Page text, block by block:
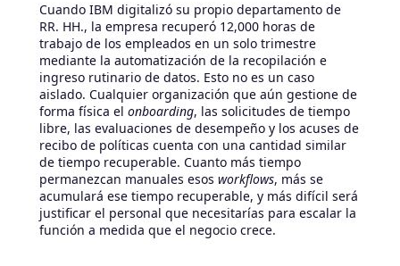
Cuando IBM digitalizó su propio departamento de
RR. HH., la empresa recuperó 12,000 horas de
trabajo de los empleados en un solo trimestre
mediante la automatización de la recopilación e
ingreso rutinario de datos. Esto no es un caso
aislado. Cualquier organización que aún gestione de
forma física el onboarding, las solicitudes de tiempo
libre, las evaluaciones de desempeño y los acuses de
recibo de políticas cuenta con una cantidad similar
de tiempo recuperable. Cuanto más tiempo
permanezcan manuales esos workflows, más se
acumulará ese tiempo recuperable, y más difícil será
justificar el personal que necesitarías para escalar la
función a medida que el negocio crece.